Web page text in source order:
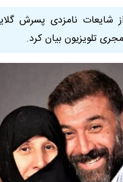
شایعات نامزدی پسرش
تلویزیون بیان کرد.